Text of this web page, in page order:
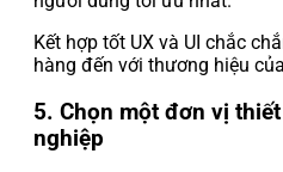
Kết hợp tốt UX và UI chắc
hàng đến với thương hiệu
5. Chọn một đơn vị
nghiệp